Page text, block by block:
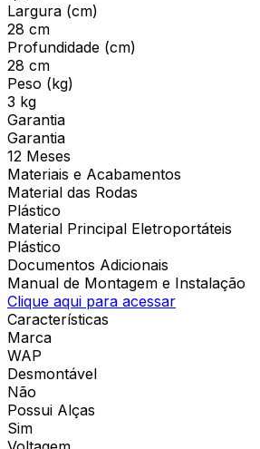
Largura (cm)
28 cm
Profundidade (cm)
28 cm
Peso (kg)
3 kg
Garantia
Garantia
12 Meses
Materiais e Acabamentos
Material das Rodas
Plástico
Material Principal Eletroportáteis
Plástico
Documentos Adicionais
Manual de Montagem e Instalação
Clique aqui para acessar
Características
Marca
WAP
Desmontável
Não
Possui Alças
Sim